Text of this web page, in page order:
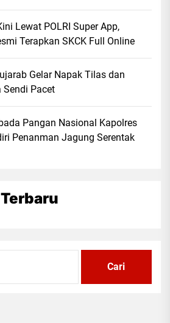
Lewat POLRI Super App,
Terapkan SKCK Full Online
Gelar Napak Tilas dan
Sendi Pacet
Pangan Nasional Kapolres
Penanman Jagung Serentak